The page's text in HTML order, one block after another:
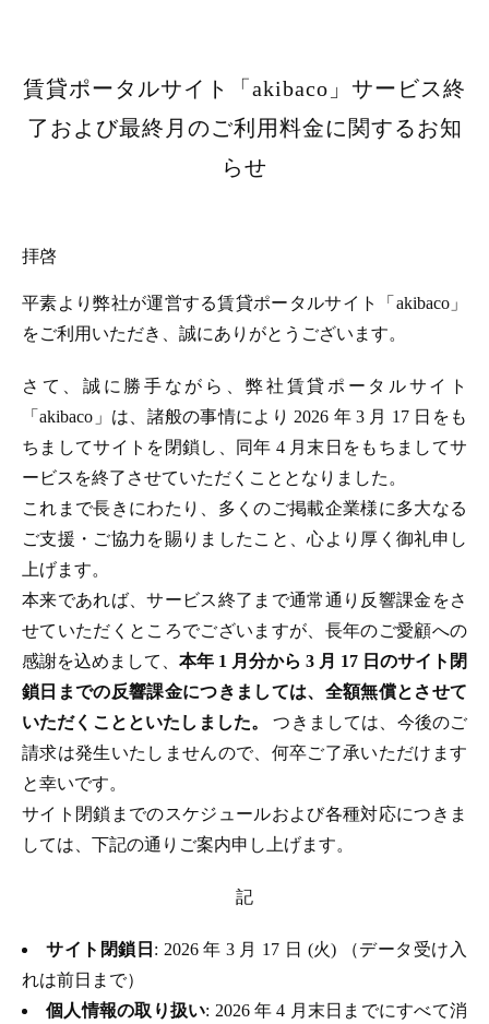
賃貸ポータルサイト「akibaco」サービス終
了および最終月のご利用料金に関するお知
らせ
拝啓
平素より弊社が運営する賃貸ポータルサイト「akibaco」
をご利用いただき、誠にありがとうございます。
さて、誠に勝手ながら、弊社賃貸ポータルサイト
「akibaco」は、諸般の事情により 2026 年 3 月 17 日をも
ちましてサイトを閉鎖し、同年 4 月末日をもちましてサ
ービスを終了させていただくこととなりました。
これまで長きにわたり、多くのご掲載企業様に多大なる
ご支援・ご協力を賜りましたこと、心より厚く御礼申し
上げます。
本来であれば、サービス終了まで通常通り反響課金をさ
せていただくところでございますが、長年のご愛顧への
感謝を込めまして、 本年 1 月分から 3 月 17 日のサイト閉
鎖日までの反響課金につきましては、全額無償とさせて
いただくことといたしました。つきましては、今後のご
請求は発生いたしませんので、何卒ご了承いただけます
と幸いです。
サイト閉鎖までのスケジュールおよび各種対応につきま
しては、下記の通りご案内申し上げます。
記
サイト閉鎖日 : 2026 年 3 月 17 日 (火) （データ受け入
れは前日まで）
個人情報の取り扱い: 2026 年 4 月末日までにすべて消